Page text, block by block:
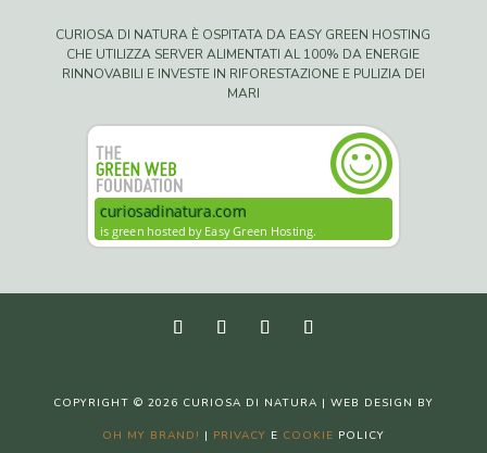
CURIOSA DI NATURA È OSPITATA DA EASY GREEN HOSTING
CHE UTILIZZA SERVER ALIMENTATI AL 100% DA ENERGIE
RINNOVABILI E INVESTE IN RIFORESTAZIONE E PULIZIA DEI
MARI
COPYRIGHT © 2026 CURIOSA DI NATURA | WEB DESIGN BY
OH MY BRAND! | PRIVACY E COOKIE POLICY